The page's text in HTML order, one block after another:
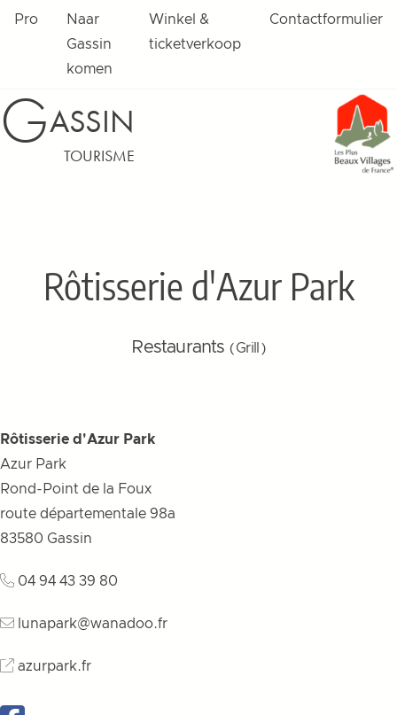
Pro
Naar
Gassin
komen
Winkel &
ticketverkoop
Contactformulier
GASSIN
TOURISME
Rôtisserie d'Azur Park
Restaurants ( Grill )
Rôtisserie d'Azur Park
Azur Park
Rond-Point de la Foux
route départementale 98a
83580 Gassin
04 94 43 39 80
lunapark@wanadoo.fr
azurpark.fr